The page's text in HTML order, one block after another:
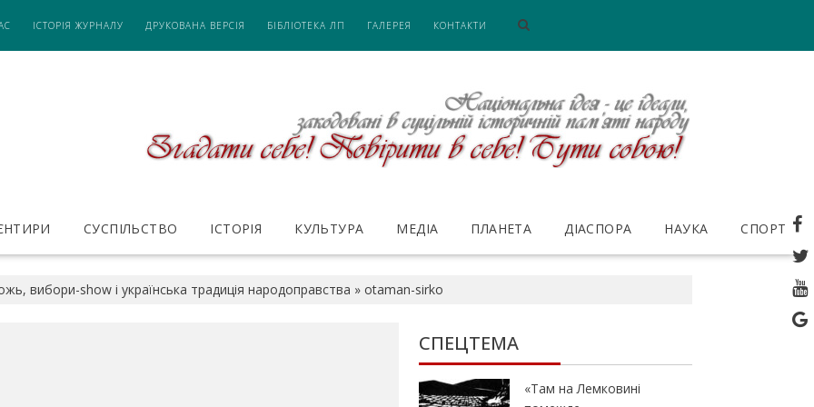
ІСТОРІЯ ЖУРНАЛУ ДРУКОВАНА ВЕРСІЯ БІБЛІОТЕКА ЛП ГАЛЕРЕЯ КОНТАКТИ
СУСПІЛЬСТВО ІСТОРІЯ КУЛЬТУРА МЕДІА ПЛАНЕТА ДІАСПОРА НАУКА СПОРТ
вибори-show і українська традиція народоправства » otaman-sirko
СПЕЦТЕМА
«Там на Лемковині